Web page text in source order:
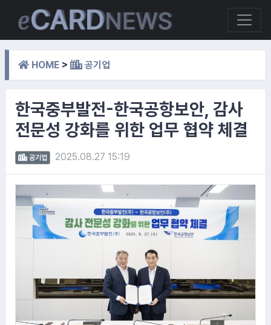
HOME > 공기업
한국중부발전-한국공항보안, 감사
전문성 강화를 위한 업무 협약 체결
공기업 2025.08.27 15:19